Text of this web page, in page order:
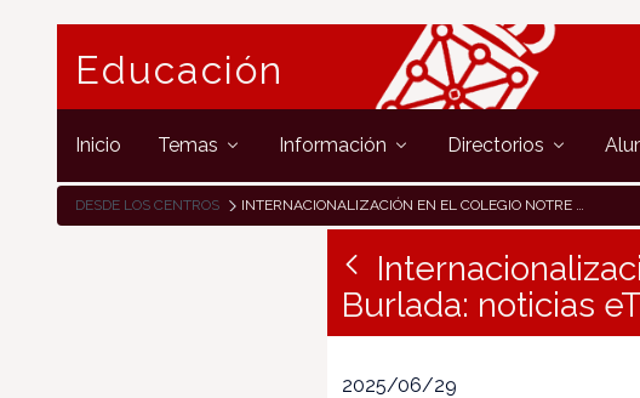
Educación
Inicio Temas Información Directorios
DESDE LOS CENTROS INTERNACIONALIZACIÓN EN EL COLEGIO NOTRE DAME FESD DE BURLADA: NOTICIAS ETWINNING Y ERASMUS+
Burlada: noticias
2025/06/29